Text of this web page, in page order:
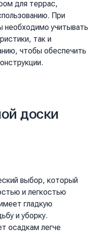
для террас,
При
учитывать
так и
чтобы обеспечить
доски
выбор, который
и легкостью
гладкую
и уборку.
осадкам легче